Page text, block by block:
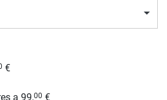
€
a 99,00 €